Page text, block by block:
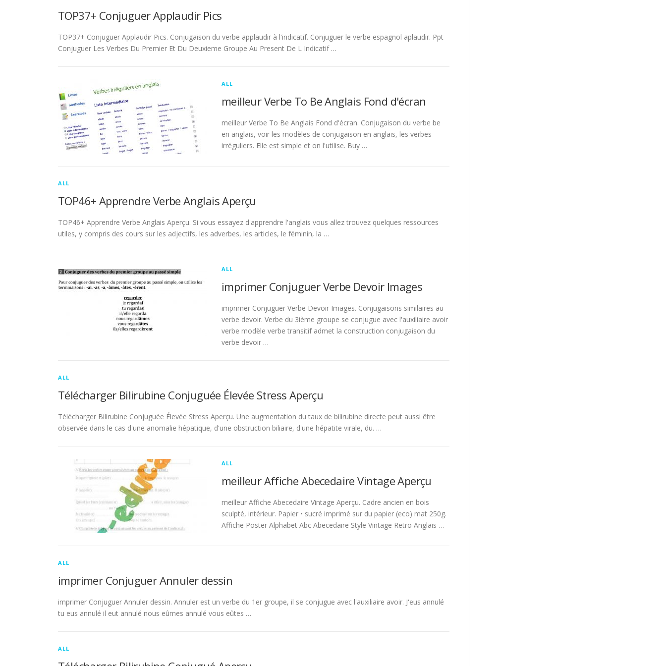
TOP37+ Conjuguer Applaudir Pics
TOP37+ Conjuguer Applaudir Pics. Conjugaison du verbe applaudir à l'indicatif. Conjuguer le verbe espagnol aplaudir. Ppt
Conjuguer Les Verbes Du Premier Et Du Deuxieme Groupe Au Present De L Indicatif …
ALL
meilleur Verbe To Be Anglais Fond d'écran
meilleur Verbe To Be Anglais Fond d'écran. Conjugaison du verbe be
en anglais, voir les modèles de conjugaison en anglais, les verbes
irréguliers. Elle est simple et on l'utilise. Buy …
ALL
TOP46+ Apprendre Verbe Anglais Aperçu
TOP46+ Apprendre Verbe Anglais Aperçu. Si vous essayez d'apprendre l'anglais vous allez trouvez quelques ressources
utiles, y compris des cours sur les adjectifs, les adverbes, les articles, le féminin, la …
ALL
imprimer Conjuguer Verbe Devoir Images
imprimer Conjuguer Verbe Devoir Images. Conjugaisons similaires au
verbe devoir. Verbe du 3ième groupe se conjugue avec l'auxiliaire avoir
verbe modèle verbe transitif admet la construction conjugaison du
verbe devoir …
ALL
Télécharger Bilirubine Conjuguée Élevée Stress Aperçu
Télécharger Bilirubine Conjuguée Élevée Stress Aperçu. Une augmentation du taux de bilirubine directe peut aussi être
observée dans le cas d'une anomalie hépatique, d'une obstruction biliaire, d'une hépatite virale, du. …
ALL
meilleur Affiche Abecedaire Vintage Aperçu
meilleur Affiche Abecedaire Vintage Aperçu. Cadre ancien en bois
sculpté, intérieur. Papier • sucré imprimé sur du papier (eco) mat 250g.
Affiche Poster Alphabet Abc Abecedaire Style Vintage Retro Anglais …
ALL
imprimer Conjuguer Annuler dessin
imprimer Conjuguer Annuler dessin. Annuler est un verbe du 1er groupe, il se conjugue avec l'auxiliaire avoir. J'eus annulé
tu eus annulé il eut annulé nous eûmes annulé vous eûtes …
ALL